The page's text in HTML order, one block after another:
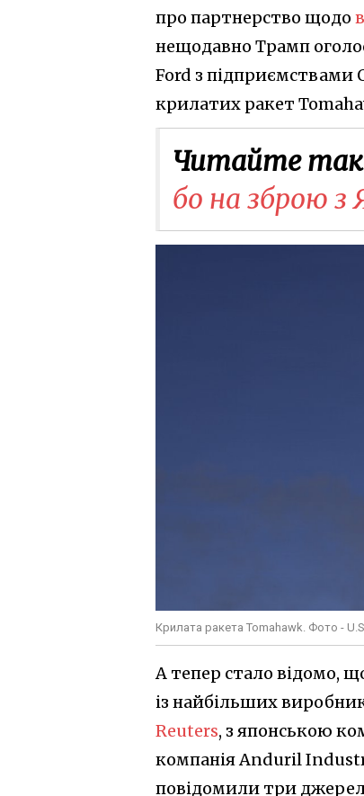
про партнерство щодо
нещодавно Трамп
Ford з
крилатих ракет
Читайте
бо на зброю з
Крилата ракета Tomahawk. Фото -
А тепер стало відомо,
із найбільших
Reuters, з японською
компанія Anduril
повідомили три